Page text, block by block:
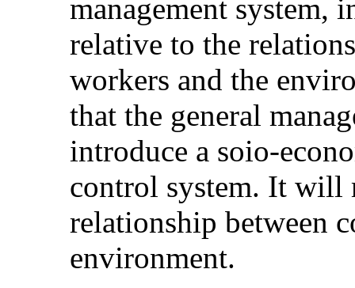
management system,
relative to the
workers and the
that the general
introduce a soio-
control system. It will
relationship between
environment.